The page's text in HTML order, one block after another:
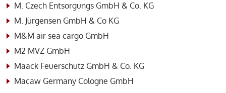
M. Czech Entsorgungs GmbH & Co. KG
M. Jürgensen GmbH & Co KG
M&M air sea cargo GmbH
M2 MVZ GmbH
Maack Feuerschutz GmbH & Co. KG
Macaw Germany Cologne GmbH